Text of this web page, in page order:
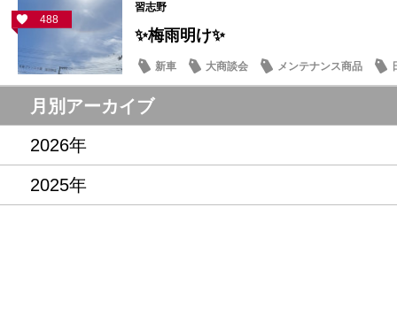
488
習志野
✨梅雨明け✨
新車 大商談会 メンテナンス商品
月別アーカイブ
2026年
2025年